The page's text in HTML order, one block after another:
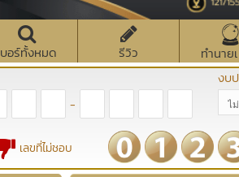
บอร์ทั้งหมด รีวิว
ทำนาย
-
งบ
เลขที่ไม่ชอบ